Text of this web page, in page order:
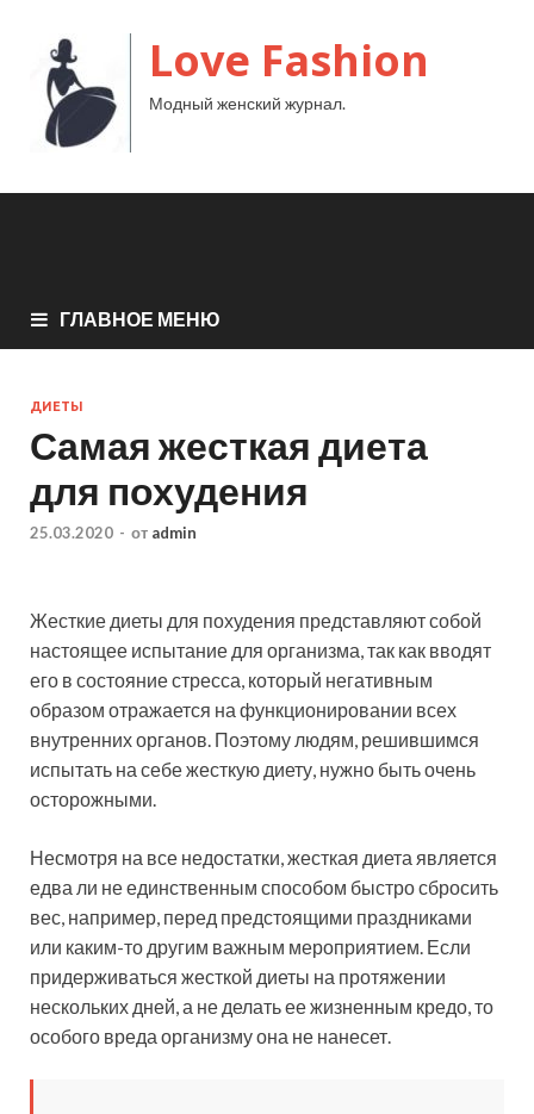
Love Fashion
Модный женский журнал.
ГЛАВНОЕ МЕНЮ
ДИЕТЫ
Самая жесткая диета
для похудения
25.03.2020 - от admin
Жесткие диеты для похудения представляют собой
настоящее испытание для организма, так как вводят
его в состояние стресса, который негативным
образом отражается на функционировании всех
внутренних органов. Поэтому людям, решившимся
испытать на себе жесткую диету, нужно быть очень
осторожными.
Несмотря на все недостатки, жесткая диета является
едва ли не единственным способом быстро сбросить
вес, например, перед предстоящими праздниками
или каким-то другим важным мероприятием. Если
придерживаться жесткой диеты на протяжении
нескольких дней, а не делать ее жизненным кредо, то
особого вреда организму она не нанесет.